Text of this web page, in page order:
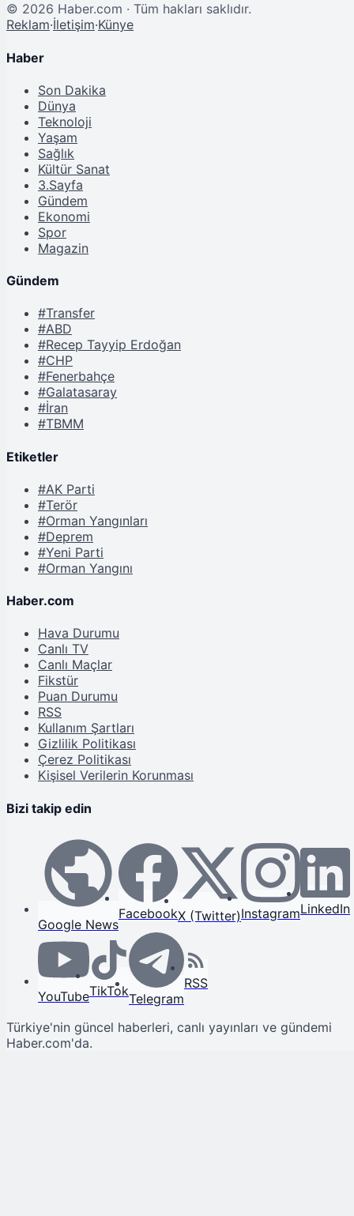
© 2026 Haber.com · Tüm hakları saklıdır.
Reklam·İletişim·Künye
Haber
Son Dakika
Dünya
Teknoloji
Yaşam
Sağlık
Kültür Sanat
3.Sayfa
Gündem
Ekonomi
Spor
Magazin
Gündem
#Transfer
#ABD
#Recep Tayyip Erdoğan
#CHP
#Fenerbahçe
#Galatasaray
#İran
#TBMM
Etiketler
#AK Parti
#Terör
#Orman Yangınları
#Deprem
#Yeni Parti
#Orman Yangını
Haber.com
Hava Durumu
Canlı TV
Canlı Maçlar
Fikstür
Puan Durumu
RSS
Kullanım Şartları
Gizlilik Politikası
Çerez Politikası
Kişisel Verilerin Korunması
Bizi takip edin
Google News
FacebookX (Twitter)InstagramLinkedIn
YouTubeTikTokTelegram
RSS
Türkiye'nin güncel haberleri, canlı yayınları ve gündemi
Haber.com'da.